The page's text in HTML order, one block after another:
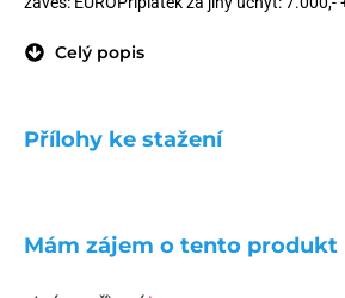
Celý popis
Přílohy ke stažení
Mám zájem o tento produkt